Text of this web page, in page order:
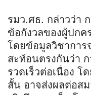
รมว.ศธ. กล่าวว่า
ข้อกังวลของผู้ปกค
โดยข้อมูลวิชาการ
สะท้อนตรงกันว่า
รวดเร็วต่อเนื่อง
สั้น อาจส่งผลต่อส